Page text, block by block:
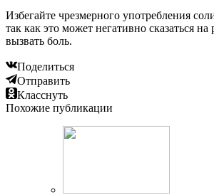
Избегайте чрезмерного употребления
так как это может негативно сказаться на
вызвать боль.
Поделиться
Отправить
Класснуть
Похожие публикации